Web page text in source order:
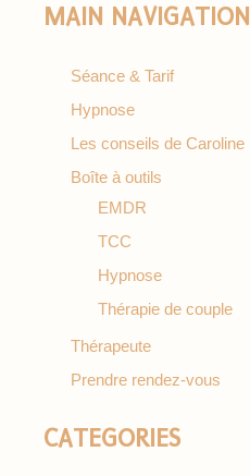
MAIN NAVIGATION
Séance & Tarif
Hypnose
Les conseils de Caroline
Boîte à outils
EMDR
TCC
Hypnose
Thérapie de couple
Thérapeute
Prendre rendez-vous
CATEGORIES